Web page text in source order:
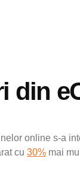
din
online s-a
cu 30% mai